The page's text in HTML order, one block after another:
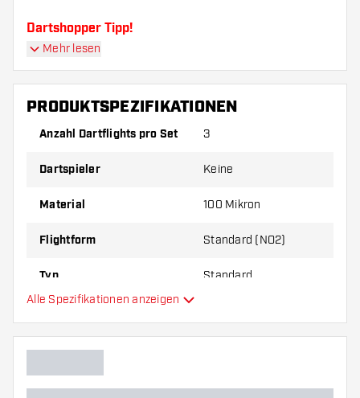
Dartshopper Tipp!
Sorgen Sie für genügend Ersatz Flights und
abnutzen oder brechen.
Material oder eine andere Dicke der Flights aus,
um herauszufinden, welche Variante am besten
Mehr lesen
PRODUKTSPEZIFIKATIONEN
Anzahl Dartflights pro Set 3
Dartspieler Keine
Material 100 Mikron
Flightform Standard (NO2)
Typ Standard
Zusätzliche Farben
Alle Spezifikationen anzeigen